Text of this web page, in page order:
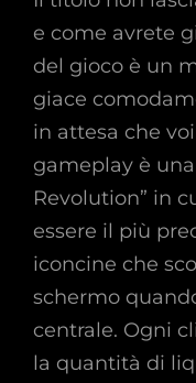
e come avrete
del gioco è un
giace
in attesa che
gameplay è
Revolution” in
essere il più
iconcine che
schermo
centrale. Ogni
la quantità di